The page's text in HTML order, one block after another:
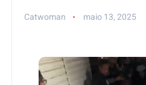
Catwoman maio 13, 2025